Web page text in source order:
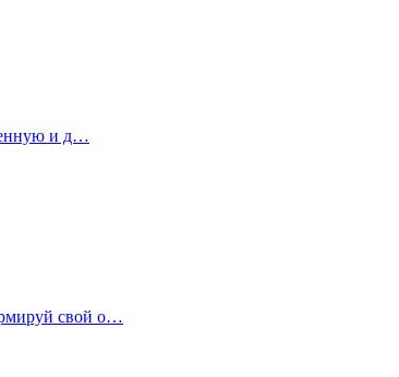
и д…
свой о…